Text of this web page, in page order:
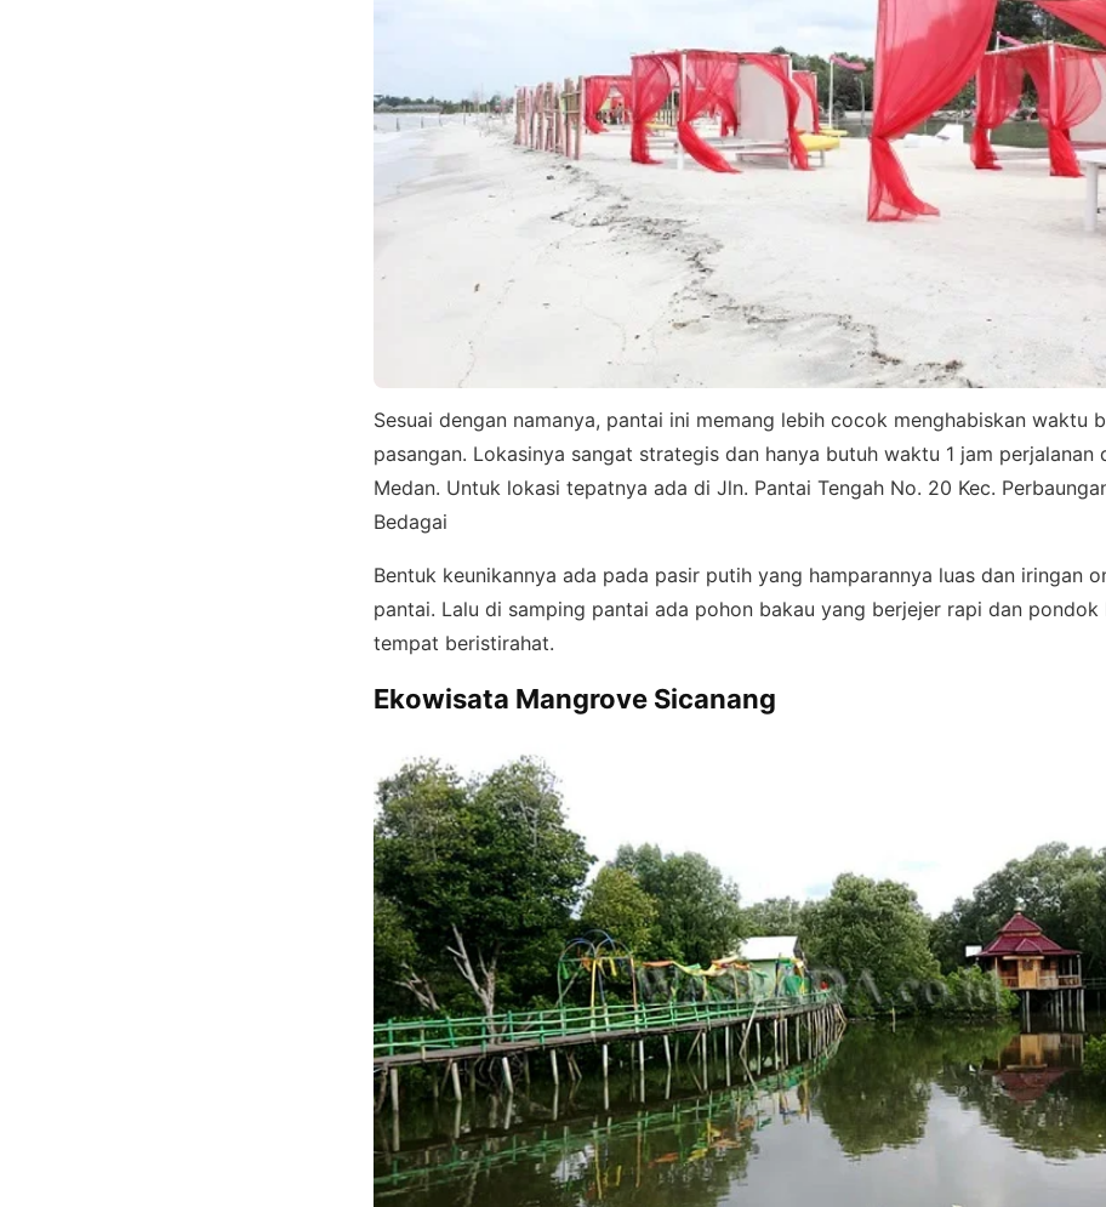
Sesuai dengan namanya, pantai ini memang lebih cocok menghabiskan waktu
pasangan. Lokasinya sangat strategis dan hanya butuh waktu 1 jam perjalanan
Medan. Untuk lokasi tepatnya ada di Jln. Pantai Tengah No. 20 Kec.
Bedagai
Bentuk keunikannya ada pada pasir putih yang hamparannya luas dan iringan
pantai. Lalu di samping pantai ada pohon bakau yang berjejer rapi dan pondok
tempat beristirahat.
Ekowisata Mangrove Sicanang